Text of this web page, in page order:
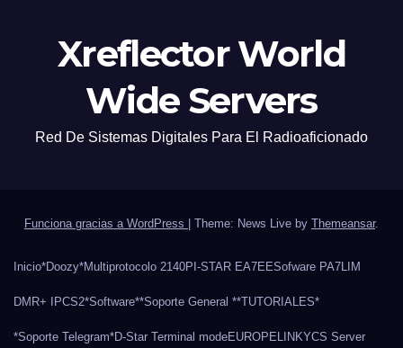
Xreflector World
Wide Servers
Red De Sistemas Digitales Para El Radioaficionado
Funciona gracias a WordPress Theme: News Live by Themeansar.
Inicio*Doozy*Multiprotocolo 2140PI-STAR EA7EESofware PA7LIM
DMR+ IPCS2*Software**Soporte General **TUTORIALES*
*Soporte Telegram*D-Star Terminal modeEUROPELINKYCS Server